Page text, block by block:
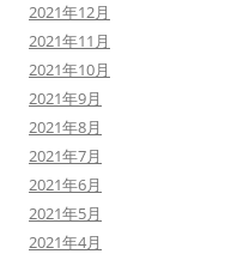
2021年12月
2021年11月
2021年10月
2021年9月
2021年8月
2021年7月
2021年6月
2021年5月
2021年4月